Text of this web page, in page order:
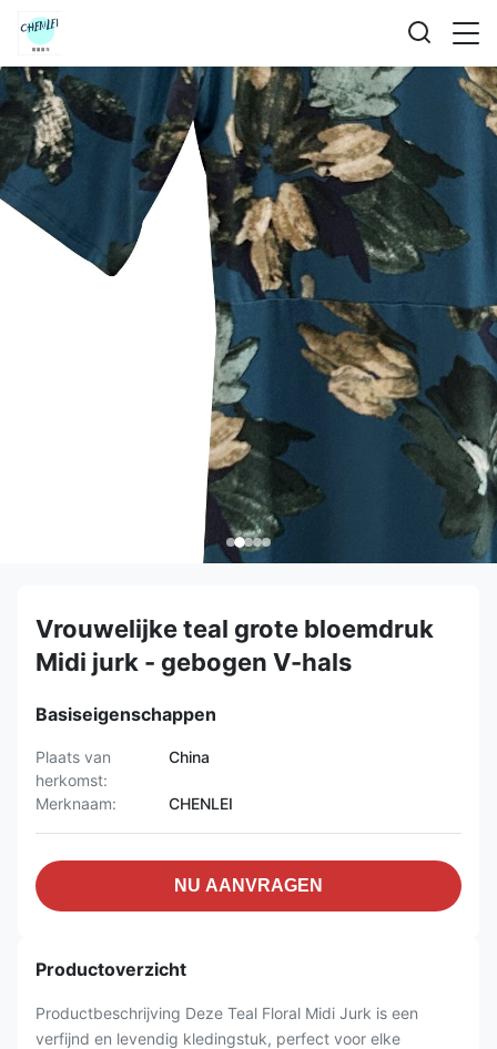
Vrouwelijke teal grote bloemdruk
Midi jurk - gebogen V-hals
Basiseigenschappen
Plaats van
herkomst:
China
Merknaam: CHENLEI
NU AANVRAGEN
Productoverzicht
Productbeschrijving Deze Teal Floral Midi Jurk is een
verfijnd en levendig kledingstuk, perfect voor elke